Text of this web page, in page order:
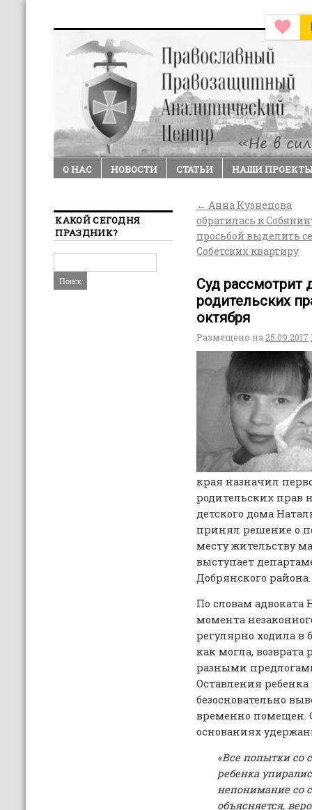
О НАС НОВОСТИ СТАТЬИ НАШИ
← Анна Кузнецова
обратилась к
просьбой выделить
Собетских квартиру
Суд рассмотрит
родительских
октября
Размещено на 25.09.2017
края назначил
родительских
детского дома
принял решение о
месту жительству
выступает
Добрянского района.
По словам адвоката
момента
регулярно ходила в
как могла, возврата
разными
Оставления
безосновательно
временно помещен.
основаниях
«Все попытки со
ребенка
непонимание со
объясняется,
КАКОЙ СЕГОДНЯ
ПРАЗДНИК?